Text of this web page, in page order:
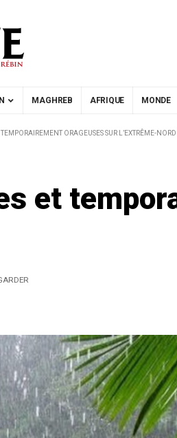
MAGHREB AFRIQUE MONDE
TEMPORAIREMENT ORAGEUSES SUR L’EXTRÊME-NORD
et